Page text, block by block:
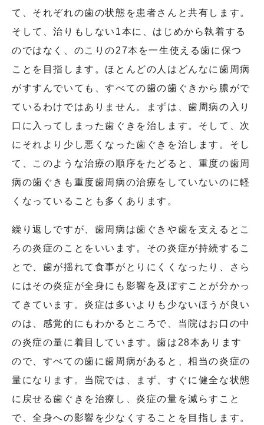
て、それぞれの歯の状態を患者さんと共有します。
そして、治りもしない1本に、はじめから執着する
のではなく、のこりの27本を一生使える歯に保つ
ことを目指します。ほとんどの人はどんなに歯周病
がすすんでいても、すべての歯の歯ぐきから膿がで
ているわけではありません。まずは、歯周病の入り
口に入ってしまった歯ぐきを治します。そして、次
にそれより少し悪くなった歯ぐきを治します。そし
て、このような治療の順序をたどると、重度の歯周
病の歯ぐきも重度歯周病の治療をしていないのに軽
くなっていることも多くあります。
繰り返しですが、歯周病は歯ぐきや歯を支えるとこ
ろの炎症のことをいいます。その炎症が持続するこ
とで、歯が揺れて食事がとりにくくなったり、さら
にはその炎症が全身にも影響を及ぼすことが分かっ
てきています。炎症は多いよりも少ないほうが良い
のは、感覚的にもわかるところで、当院はお口の中
の炎症の量に着目しています。歯は28本あります
ので、すべての歯に歯周病があると、相当の炎症の
量になります。当院では、まず、すぐに健全な状態
に戻せる歯ぐきを治療し、炎症の量を減らすこと
で、全身への影響を少なくすることを目指します。